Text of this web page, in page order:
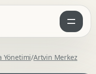
Yönetimi/Artvin Merkez